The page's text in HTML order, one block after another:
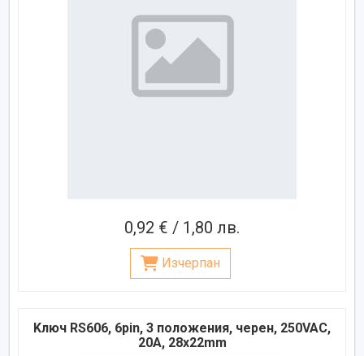
0,92 € / 1,80 лв.
Изчерпан
Kлюч RS606, 6pin, 3 положения, черен, 250VAC,
20A, 28x22mm